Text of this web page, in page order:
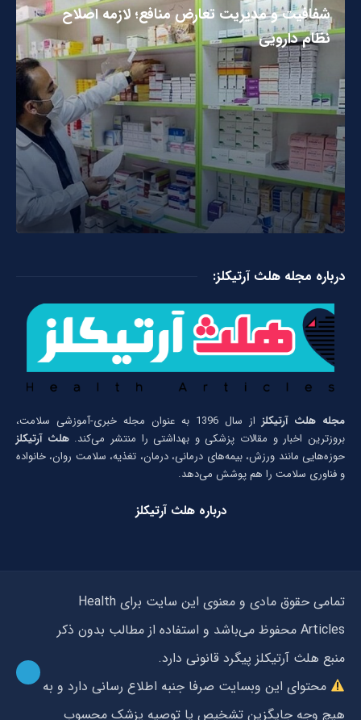
شفافیت و مدیریت تعارض منافع؛ لازمه اصلاح
نظام دارویی
درباره مجله هلث آرتیکلز:
مجله هلث آرتیکلز
از سال 1396 به عنوان مجله خبری-آموزشی سلامت،
بروزترین اخبار و مقالات پزشکی و بهداشتی را منتشر می‌کند.هلث آرتیکلز
حوزه‌هایی مانند ورزش، بیمه‌های درمانی، درمان، تغذیه، سلامت روان، خانواده
و فناوری سلامت را هم پوشش می‌دهد.
درباره هلث آرتیکلز
تمامی حقوق مادی و معنوی این سایت برای Health
Articles محفوظ می‌باشد و استفاده از مطالب بدون ذکر
منبع هلث آرتیکلز پیگرد قانونی دارد.
محتوای این وبسایت صرفا جنبه اطلاع رسانی دارد و به
هیچ وجه جایگزین تشخیص یا توصیه پزشک محسوب